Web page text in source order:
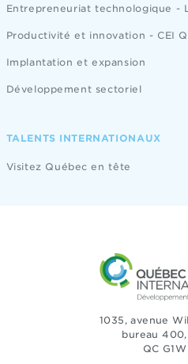
Entrepreneuriat technologique -
Productivité et innovation - CEI
Implantation et expansion
Développement sectoriel
TALENTS INTERNATIONAUX
Visitez Québec en tête
1035, avenue
bureau
QC